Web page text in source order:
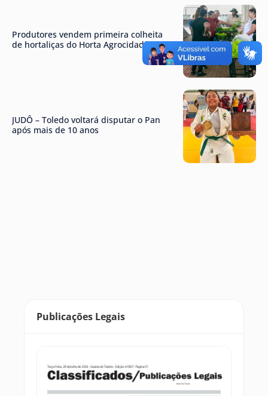
Produtores vendem primeira colheita
de hortaliças do Horta Agrocidadão
JUDÔ – Toledo voltará disputar o Pan
após mais de 10 anos
Publicações Legais